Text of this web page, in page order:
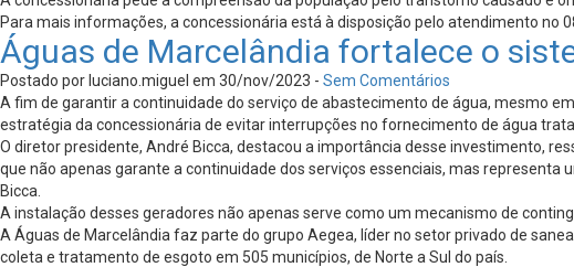
Para mais informações, a concessionária está à disposição pelo atendimento no
Águas de Marcelândia fortalece o
Postado por luciano.miguel em 30/nov/2023 - Sem Comentários
A fim de garantir a continuidade do serviço de abastecimento de água, mesmo
estratégia da concessionária de evitar interrupções no fornecimento de água
O diretor presidente, André Bicca, destacou a importância desse investimento,
que não apenas garante a continuidade dos serviços essenciais, mas
Bicca.
A instalação desses geradores não apenas serve como um mecanismo de
A Águas de Marcelândia faz parte do grupo Aegea, líder no setor privado de
coleta e tratamento de esgoto em 505 municípios, de Norte a Sul do país.